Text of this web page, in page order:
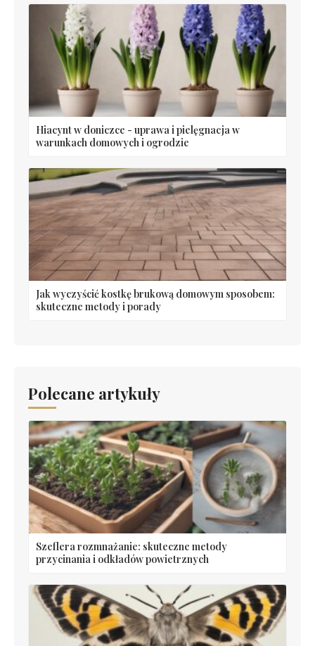
Hiacynt w doniczce - uprawa i pielęgnacja w
warunkach domowych i ogrodzie
Jak wyczyścić kostkę brukową domowym sposobem:
skuteczne metody i porady
Polecane artykuły
Szeflera rozmnażanie: skuteczne metody
przycinania i odkładów powietrznych